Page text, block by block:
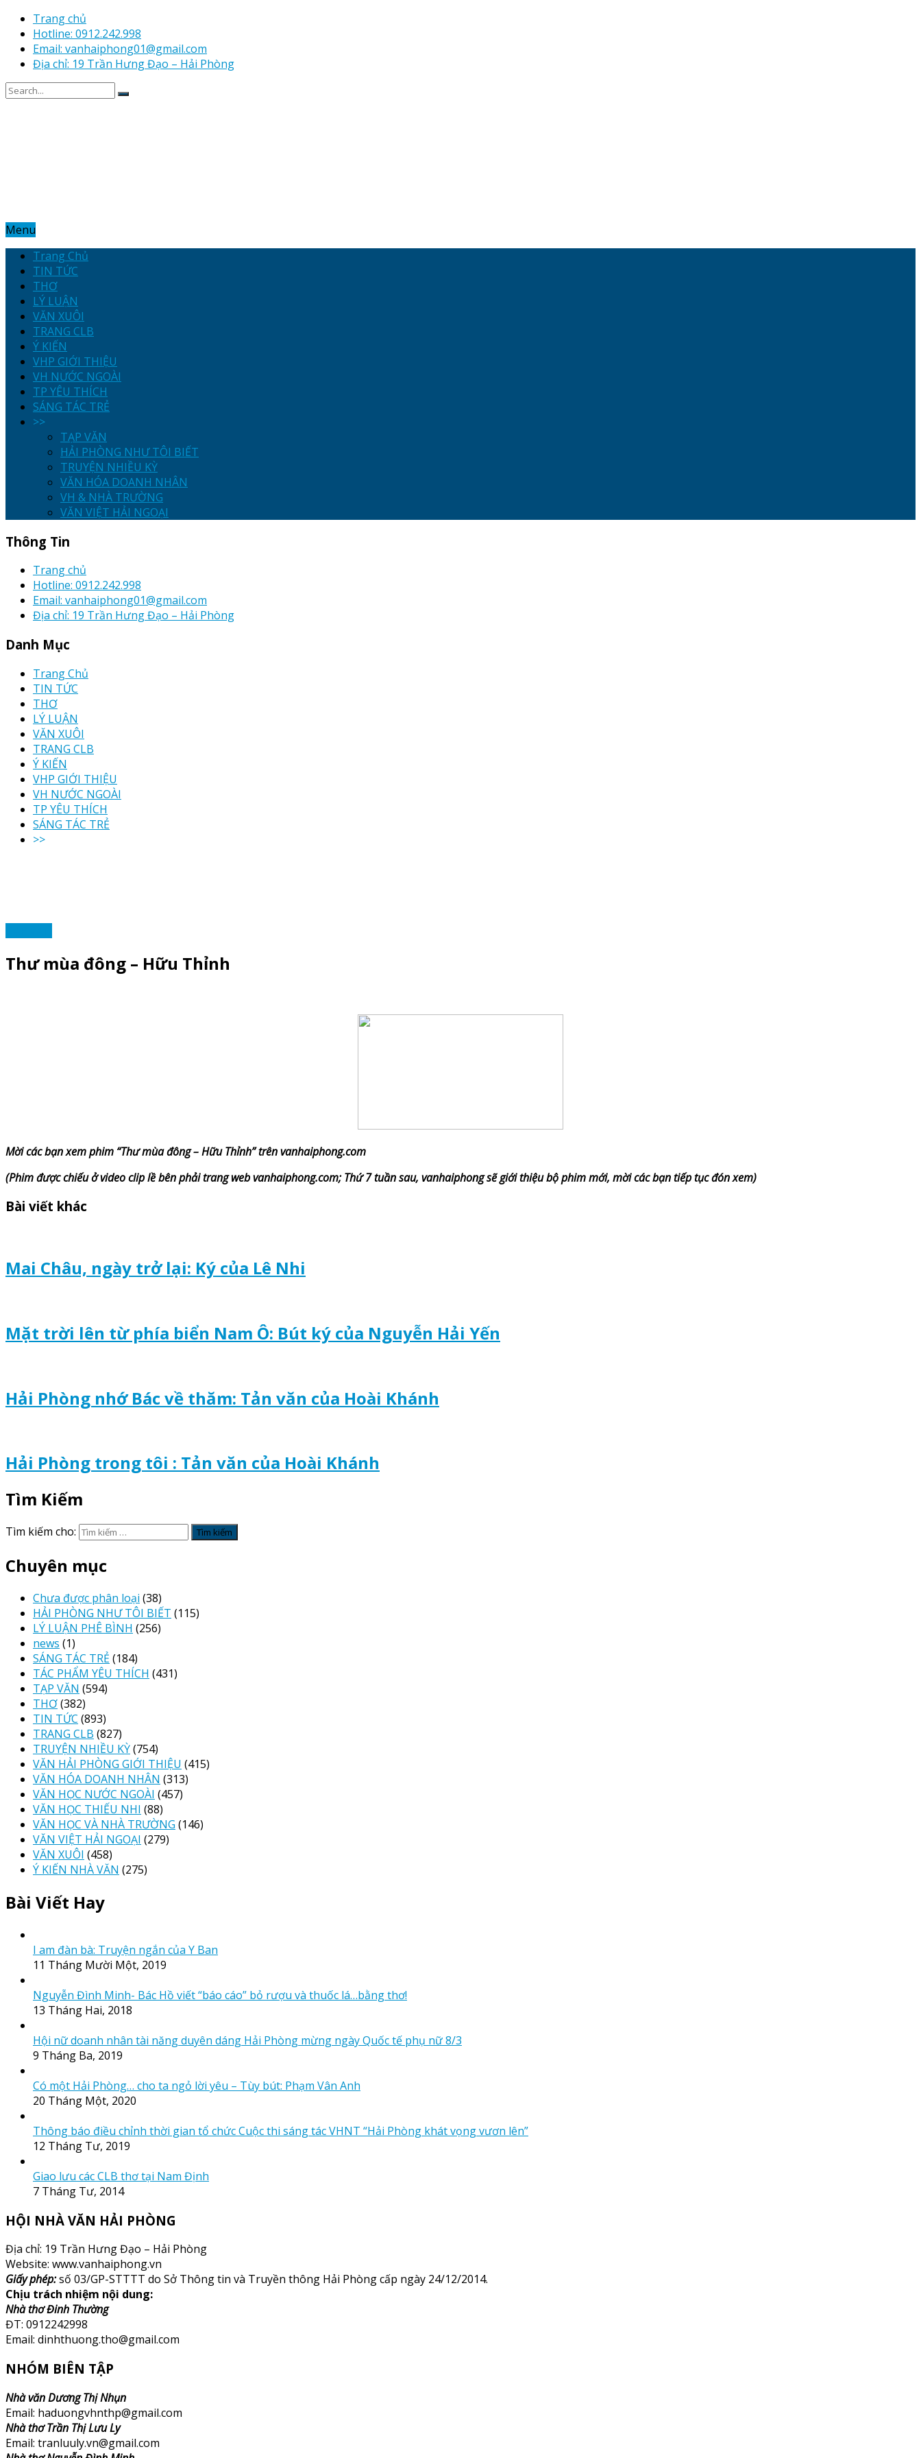
Trang chủ
Hotline: 0912.242.998
Email: vanhaiphong01@gmail.com
Địa chỉ: 19 Trần Hưng Đạo – Hải Phòng
Menu
Trang Chủ
TIN TỨC
THƠ
LÝ LUẬN
VĂN XUÔI
TRANG CLB
Ý KIẾN
VHP GIỚI THIỆU
VH NƯỚC NGOÀI
TP YÊU THÍCH
SÁNG TÁC TRẺ
>>
TẠP VĂN
HẢI PHÒNG NHƯ TÔI BIẾT
TRUYỆN NHIỀU KỲ
VĂN HÓA DOANH NHÂN
VH & NHÀ TRƯỜNG
VĂN VIỆT HẢI NGOẠI
Thông Tin
Trang chủ
Hotline: 0912.242.998
Email: vanhaiphong01@gmail.com
Địa chỉ: 19 Trần Hưng Đạo – Hải Phòng
Danh Mục
Trang Chủ
TIN TỨC
THƠ
LÝ LUẬN
VĂN XUÔI
TRANG CLB
Ý KIẾN
VHP GIỚI THIỆU
VH NƯỚC NGOÀI
TP YÊU THÍCH
SÁNG TÁC TRẺ
>>
Thư mùa đông – Hữu Thỉnh
Mời các bạn xem phim “Thư mùa đông – Hữu Thỉnh” trên vanhaiphong.com
(Phim được chiếu ở video clip lề bên phải trang web vanhaiphong.com; Thứ 7 tuần sau, vanhaiphong sẽ giới thiệu bộ phim mới, mời các bạn tiếp tục đón xem)
Bài viết khác
Mai Châu, ngày trở lại: Ký của Lê Nhi
Mặt trời lên từ phía biển Nam Ô: Bút ký của Nguyễn Hải Yến
Hải Phòng nhớ Bác về thăm: Tản văn của Hoài Khánh
Hải Phòng trong tôi : Tản văn của Hoài Khánh
Tìm Kiếm
Tìm kiếm cho:
Chuyên mục
Chưa được phân loại (38)
HẢI PHÒNG NHƯ TÔI BIẾT (115)
LÝ LUẬN PHÊ BÌNH (256)
news (1)
SÁNG TÁC TRẺ (184)
TÁC PHẨM YÊU THÍCH (431)
TẠP VĂN (594)
THƠ(382)
TIN TỨC (893)
TRANG CLB (827)
TRUYỆN NHIỀU KỲ(754)
VĂN HẢI PHÒNG GIỚI THIỆU (415)
VĂN HÓA DOANH NHÂN (313)
VĂN HỌC NƯỚC NGOÀI (457)
VĂN HỌC THIẾU NHI (88)
VĂN HỌC VÀ NHÀ TRƯỜNG (146)
VĂN VIỆT HẢI NGOẠI (279)
VĂN XUÔI (458)
Ý KIẾN NHÀ VĂN (275)
Bài Viết Hay
I am đàn bà: Truyện ngắn của Y Ban
11 Tháng Mười Một, 2019
Nguyễn Đình Minh- Bác Hồ viết “báo cáo” bỏ rượu và thuốc lá…bằng thơ!
13 Tháng Hai, 2018
Hội nữ doanh nhân tài năng duyên dáng Hải Phòng mừng ngày Quốc tế phụ nữ 8/3
9 Tháng Ba, 2019
Có một Hải Phòng… cho ta ngỏ lời yêu – Tùy bút: Phạm Vân Anh
20 Tháng Một, 2020
Thông báo điều chỉnh thời gian tổ chức Cuộc thi sáng tác VHNT “Hải Phòng khát vọng vươn lên”
12 Tháng Tư, 2019
Giao lưu các CLB thơ tại Nam Định
7 Tháng Tư, 2014
HỘI NHÀ VĂN HẢI PHÒNG
Địa chỉ: 19 Trần Hưng Đạo – Hải Phòng
Website: www.vanhaiphong.vn
Giấy phép:số 03/GP-STTTT do Sở Thông tin và Truyền thông Hải Phòng cấp ngày 24/12/2014.
Chịu trách nhiệm nội dung:
Nhà thơ Đinh Thường
ĐT: 0912242998
Email: dinhthuong.tho@gmail.com
NHÓM BIÊN TẬP
Nhà văn Dương Thị Nhụn
Email: haduongvhnthp@gmail.com
Nhà thơ Trần Thị Lưu Ly
Email: tranluuly.vn@gmail.com